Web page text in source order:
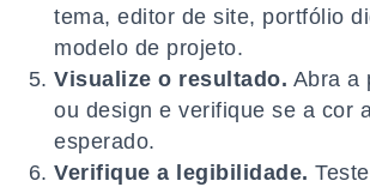
tema, editor de site, portfólio
modelo de projeto.
Visualize o resultado. Abra a
ou design e verifique se a cor
esperado.
Verifique a legibilidade.